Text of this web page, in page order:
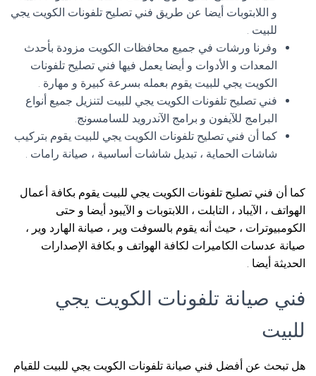
و اللابتوبات أيضا عن طريق فني تصليح تلفونات الكويت يجي
للبيت .
وفرنا ورشات في جميع محافظات الكويت مزودة بأحدث
المعدات و الأدوات و أيضا يعمل فيها فني تصليح تلفونات
الكويت يجي للبيت يقوم بعمله بسرعة كبيرة و مهارة .
فني تصليح تلفونات الكويت يجي للبيت لتنزيل جميع أنواع
البرامج للآيفون و برامج الآندرويد للسامسونج.
كما أن فني تصليح تلفونات الكويت يجي للبيت يقوم بتركيب
شاشات الحماية ، تبديل شاشات أساسية ، صيانة رامات .
كما أن فني تصليح تلفونات الكويت يجي للبيت يقوم بكافة أعمال
الهواتف ، الآيباد ، التابلت ، اللابتوبات و الآيبود أيضا و حتى
الكومبيوترات ، حيث أنه يقوم بالسوفت وير ، صيانة الهارد وير ،
صيانة عدسات الكاميرات لكافة الهواتف و بكافة الإصدارات
الحديثة أيضا .
فني صيانة تلفونات الكويت يجي
للبيت
هل تبحث عن أفضل فني صيانة تلفونات الكويت يجي للبيت للقيام